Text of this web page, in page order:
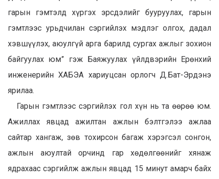
гарын гэмтэлд хүргэх эрсдэлийг бууруулах, гарын
гэмтлээс урьдчилан сэргийлэх мэдлэг олгох, дадал
хэвшүүлэх, аюулгүй арга барилд сургах ажлыг зохион
байгуулах юм” гэж Баяжуулах үйлдвэрийн Ерөнхий
инженерийн ХАБЭА хариуцсан орлогч Д.Бат-Эрдэнэ
ярилаа.
Гарын гэмтлээс сэргийлэх гол хүн нь та өөрөө юм.
Ажиллах явцад ажилтан ажлын бэлтгэлээ ажлаа
сайтар хангаж, зөв тохирсон багаж хэрэгсэл сонгон,
ажлын аюултай орчинд гар хөдөлгөөнийг хянаж
ядрахаас сэргийлж ажлын явцад 15 минут амарч байх